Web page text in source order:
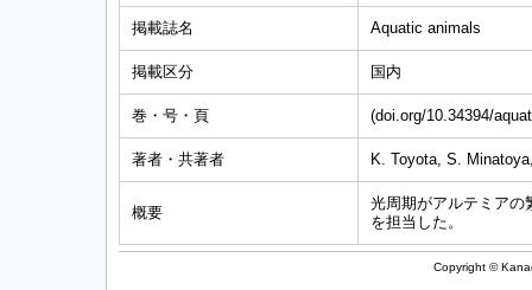
掲載誌名 Aquatic animals
掲載区分 国内
巻・号・頁 (doi.org/10.34394/
著者・共著者 K. Toyota, S.
概要
光周期がアルテミアの
を担当した。
Copyright ©